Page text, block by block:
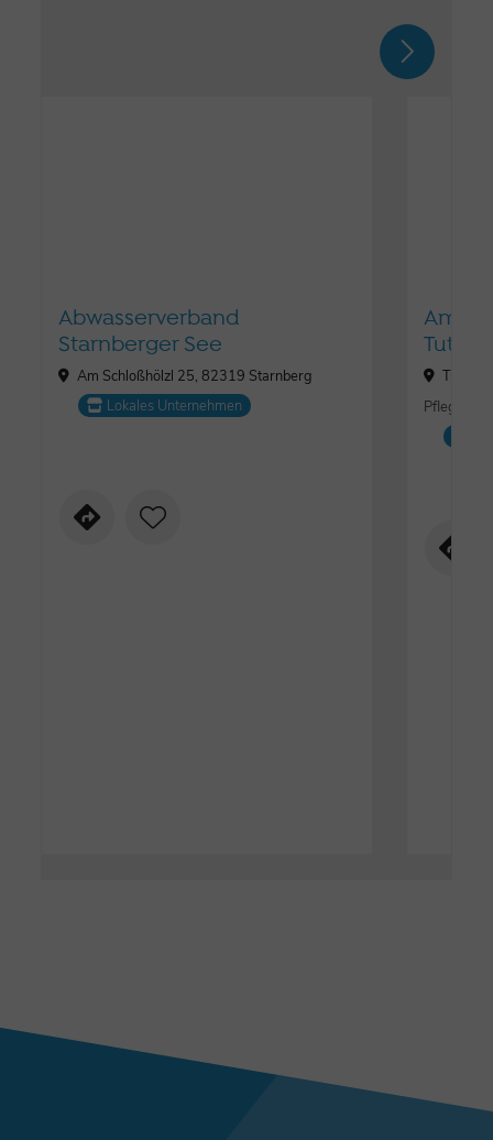
Abwasserverband
Starnberger See
Am Schloßhölzl 25, 82319 Starnberg
Lokales Unternehmen